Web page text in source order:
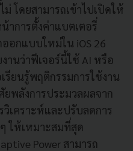
โดยสามารถเข้าไปเปิดให้
าการตั้งค่าแบตเตอรี่
อกแบบใหม่ใน iOS 26
งานว่าฟีเจอร์นี้ใช้ AI หรือ
รียนรู้พฤติกรรมการใช้งาน
ยพลังการประมวลผลจาก
วิเคราะห์และปรับลดการ
ให้เหมาะสมที่สุด
Power สามารถ